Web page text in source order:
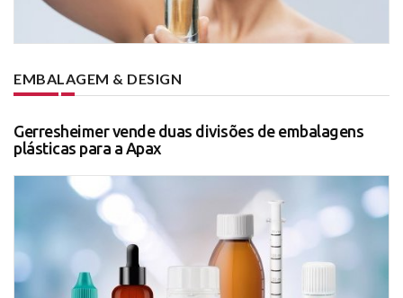
EMBALAGEM & DESIGN
Gerresheimer vende duas divisões de embalagens
plásticas para a Apax